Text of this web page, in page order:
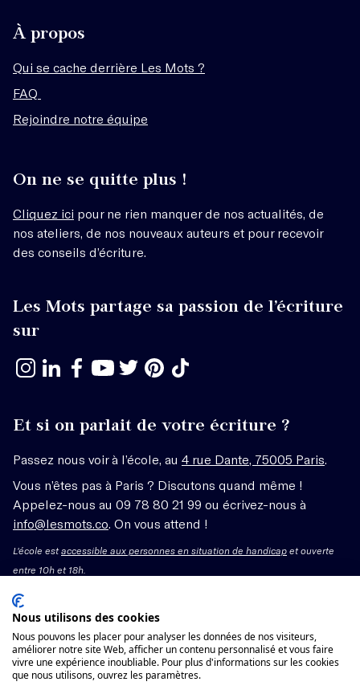
À propos
Qui se cache derrière Les Mots ?
FAQ
Rejoindre notre équipe
On ne se quitte plus !
Cliquez ici pour ne rien manquer de nos actualités, de
nos ateliers, de nos nouveaux auteurs et pour recevoir
des conseils d’écriture.
Les Mots partage sa passion de l’écriture
sur
Et si on parlait de votre écriture ?
Passez nous voir à l’école, au 4 rue Dante, 75005 Paris.
Vous n’êtes pas à Paris ? Discutons quand même !
Appelez-nous au 09 78 80 21 99 ou écrivez-nous à
info@lesmots.co. On vous attend !
L'école estaccessible aux personnes en situation de handicap et ouverte
entre 10h et 18h.
Mentions légales – CGV
Organisme de formation enregistré sous le numéro
11755662775 auprès du préfet de région Île-de-France.
Nous utilisons des cookies
Nous pouvons les placer pour analyser les données de nos visiteurs,
améliorer notre site Web, afficher un contenu personnalisé et vous faire
vivre une expérience inoubliable. Pour plus d'informations sur les cookies
que nous utilisons, ouvrez les paramètres.